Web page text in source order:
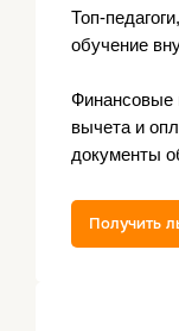
Топ-
обучение
Финансовые
вычета и
документы
Получить